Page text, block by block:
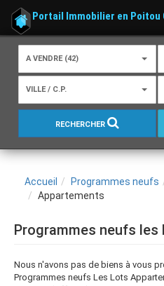
Portail Immobilier en Poitou
A VENDRE (42)
VILLE / C.P.
RECHERCHER
Accueil Programmes neufs
Appartements
Programmes neufs
Nous n'avons pas de biens à vous
Programmes neufs Les Lots